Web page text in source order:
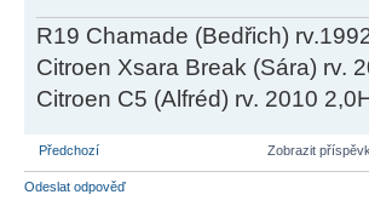
R19 Chamade (Bedřich)
Citroen Xsara Break (Sára) rv.
Citroen C5 (Alfréd) rv. 2010
Předchozí Zobrazit
Odeslat odpověď